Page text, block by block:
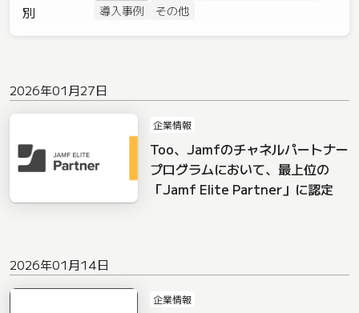
別
導入事例
その他
2026年01月27日
企業情報
Too、Jamfのチャネルパートナー
プログラムにおいて、最上位の
「Jamf Elite Partner」に認定
2026年01月14日
企業情報